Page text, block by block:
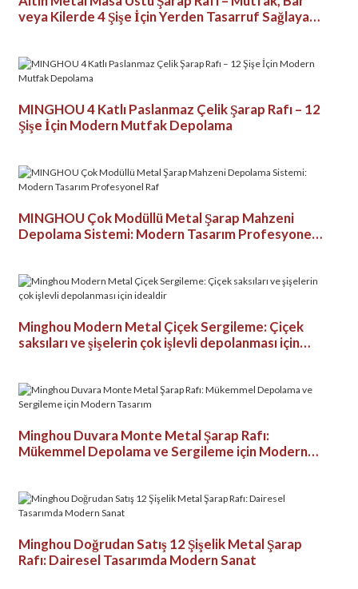
veya Kilerde 4 Şişe İçin Yerden Tasarruf Sağlayan
MINGHOU 4 Katlı Paslanmaz Çelik Şarap Rafı – 12
Şişe İçin Modern Mutfak Depolama
MINGHOU Çok Modüllü Metal Şarap Mahzeni
Depolama Sistemi: Modern Tasarım Profesyonel
Minghou Modern Metal Çiçek Sergileme: Çiçek
saksıları ve şişelerin çok işlevli depolanması için
Minghou Duvara Monte Metal Şarap Rafı:
Mükemmel Depolama ve Sergileme için Modern
Minghou Doğrudan Satış 12 Şişelik Metal Şarap
Rafı: Dairesel Tasarımda Modern Sanat